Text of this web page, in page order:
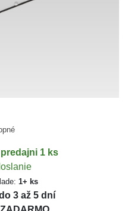
1 ks
1+ ks
3 až 5 dní